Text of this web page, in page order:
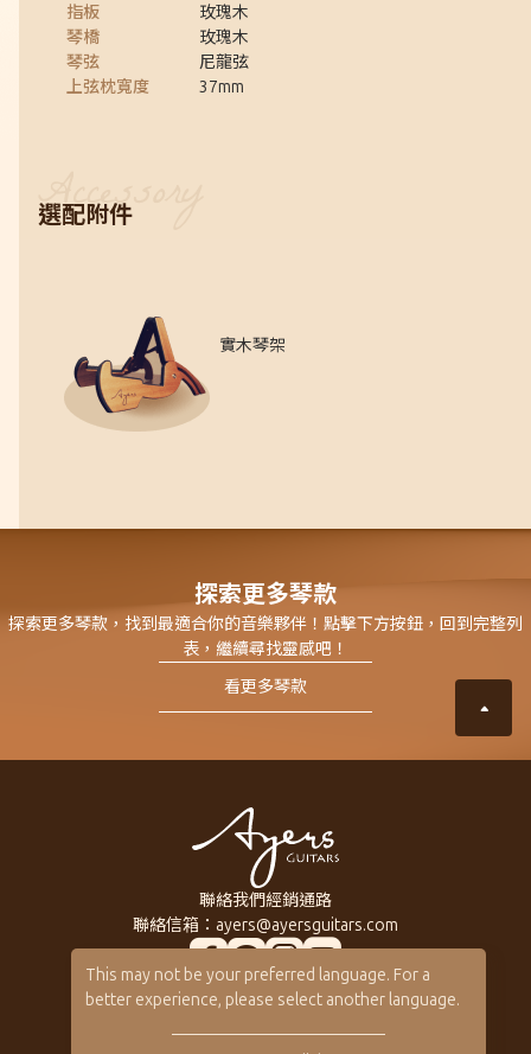
This may not be your preferred language. For a
better experience, please select another language.
指板
玫瑰木
琴橋
玫瑰木
琴弦
尼龍弦
上弦枕寬度
37mm
選配附件
實木琴架
探索更多琴款
探索更多琴款，找到最適合你的音樂夥伴！點擊下方按鈕，回到完整列
表，繼續尋找靈感吧！
看更多琴款
聯絡我們經銷通路
聯絡信箱： ayers@ayersguitars.com
所有系列琴款
訂製客製琴
客製琴展示
關於Ayers
保固 / VIP